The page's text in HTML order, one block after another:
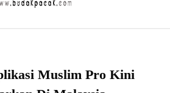
Muslim Pro Kini